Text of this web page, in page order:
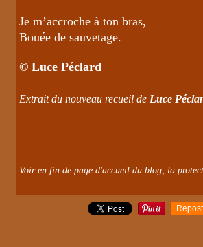
Je m’accroche à ton bras,
Bouée de sauvetage.
© Luce Péclard
Extrait du nouveau recueil de Luce
Voir en fin de page d'accueil du blog, la
Repost